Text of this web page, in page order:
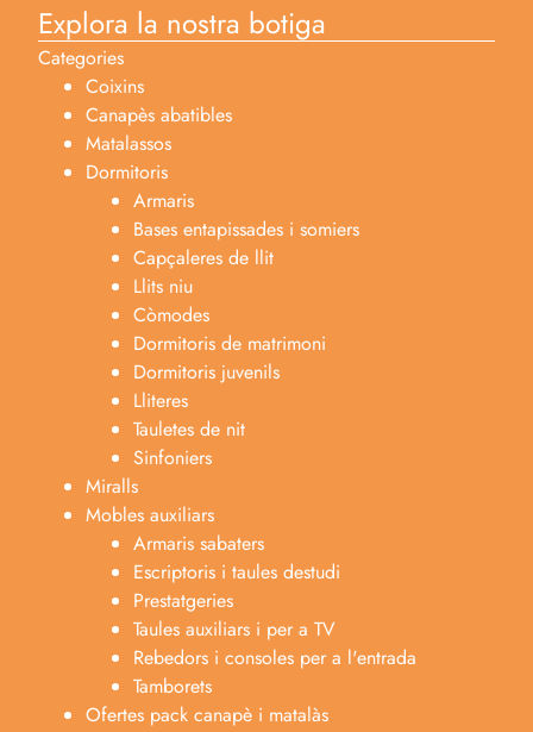
Explora la nostra botiga
Categories
Coixins
Canapès abatibles
Matalassos
Dormitoris
Armaris
Bases entapissades i somiers
Capçaleres de llit
Llits niu
Còmodes
Dormitoris de matrimoni
Dormitoris juvenils
Lliteres
Tauletes de nit
Sinfoniers
Miralls
Mobles auxiliars
Armaris sabaters
Escriptoris i taules destudi
Prestatgeries
Taules auxiliars i per a TV
Rebedors i consoles per a l'entrada
Tamborets
Ofertes pack canapè i matalàs